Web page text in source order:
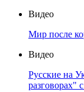
Видео
Мир после
Видео
Русские на
разговорах"